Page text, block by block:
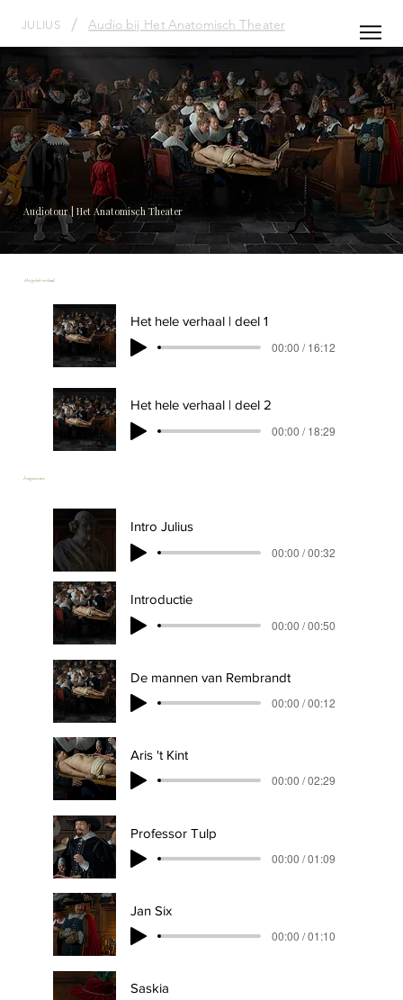
JULIUS / Audio bij Het Anatomisch Theater
Het hele verhaal | deel 1
00:00 / 16:12
Het hele verhaal | deel 2
00:00 / 18:29
Fragmenten
Intro Julius
00:00 / 00:32
Introductie
00:00 / 00:50
De mannen van Rembrandt
00:00 / 00:12
Aris 't Kint
00:00 / 02:29
Professor Tulp
00:00 / 01:09
Jan Six
00:00 / 01:10
Saskia
Het gehele verhaal.
Audiotour | Het Anatomisch Theater